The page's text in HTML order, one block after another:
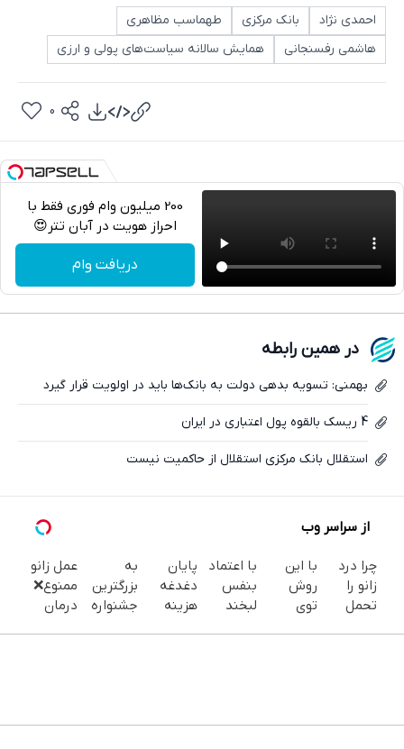
احمدی نژاد بانک مرکزی
طهماسب مظاهری
هاشمی رفسنجانی
همایش سالانه سیاست‌های پولی و ارزی
واتساپ
0
200 میلیون وام فوری فقط با
احراز هویت در آبان تتر😍
دریافت وام
در همین رابطه
بهمنی: تسویه بدهی دولت به بانک‌ها باید در اولویت قرار گیرد
4 ریسک‌ بالقوه پول اعتباری در ایران
استقلال بانک مرکزی استقلال از حاکمیت نیست
از سراسر وب
چرا درد
زانو را
تحمل
کن
با این
روش
توی
با اعتماد
بنفس
لبخند
پایان
دغدغه
هزینه
کننده
به
بزرگترین
جشنواره
عمل زانو
ممنوع❌
درمان
(پرسش